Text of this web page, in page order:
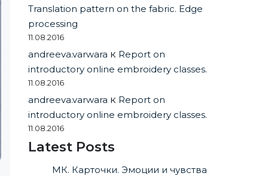
Translation pattern on the fabric. Edge
processing
11.08.2016
andreeva.varwara к Report on
introductory online embroidery classes.
11.08.2016
andreeva.varwara к Report on
introductory online embroidery classes.
11.08.2016
Latest Posts
МК. Карточки. Эмоции и чувства